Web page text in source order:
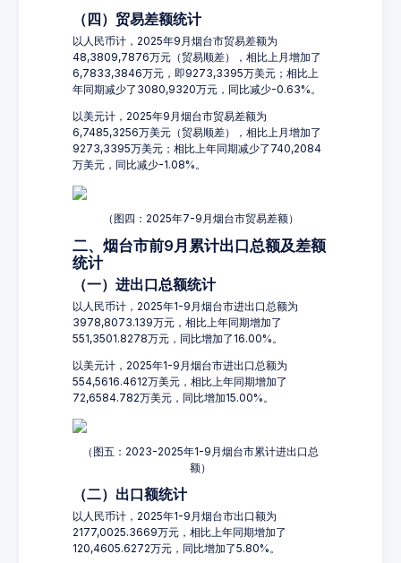
（四）贸易差额统计
以人民币计，2025年9月烟台市贸易差额为
48,3809,7876万元（贸易顺差），相比上月增加了
6,7833,3846万元，即9273,3395万美元；相比上
年同期减少了3080,9320万元，同比减少-0.63%。
以美元计，2025年9月烟台市贸易差额为
6,7485,3256万美元（贸易顺差），相比上月增加了
9273,3395万美元；相比上年同期减少了740,2084
万美元，同比减少-1.08%。
（图四：2025年7-9月烟台市贸易差额）
二、烟台市前9月累计出口总额及差额
统计
（一）进出口总额统计
以人民币计，2025年1-9月烟台市进出口总额为
3978,8073.139万元，相比上年同期增加了
551,3501.8278万元，同比增加了16.00%。
以美元计，2025年1-9月烟台市进出口总额为
554,5616.4612万美元，相比上年同期增加了
72,6584.782万美元，同比增加15.00%。
（图五：2023-2025年1-9月烟台市累计进出口总
额）
（二）出口额统计
以人民币计，2025年1-9月烟台市出口额为
2177,0025.3669万元，相比上年同期增加了
120,4605.6272万元，同比增加了5.80%。